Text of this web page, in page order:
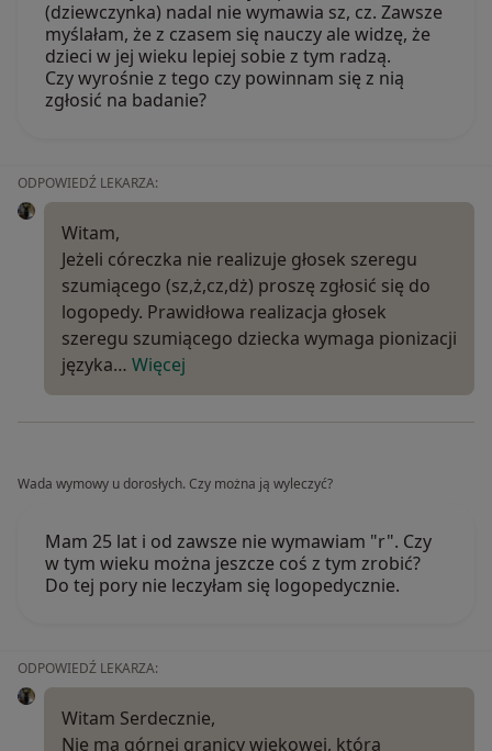
(dziewczynka) nadal nie wymawia sz, cz. Zawsze
myślałam, że z czasem się nauczy ale widzę, że
dzieci w jej wieku lepiej sobie z tym radzą.
Czy wyrośnie z tego czy powinnam się z nią
zgłosić na badanie?
ODPOWIEDŹ LEKARZA:
Witam,
Jeżeli córeczka nie realizuje głosek szeregu
szumiącego (sz,ż,cz,dż) proszę zgłosić się do
logopedy. Prawidłowa realizacja głosek
szeregu szumiącego dziecka wymaga pionizacji
języka… Więcej
Wada wymowy u dorosłych. Czy można ją wyleczyć?
Mam 25 lat i od zawsze nie wymawiam "r". Czy
w tym wieku można jeszcze coś z tym zrobić?
Do tej pory nie leczyłam się logopedycznie.
ODPOWIEDŹ LEKARZA:
Witam Serdecznie,
Nie ma górnej granicy wiekowej, która